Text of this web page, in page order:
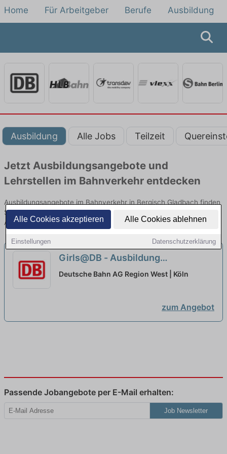
Alle Cookies akzeptieren Alle Cookies ablehnen
Einstellungen Datenschutzerklärung
Home Für Arbeitgeber Berufe Ausbildung
Ausbildung Alle Jobs Teilzeit
Jetzt Ausbildungsangebote und
Lehrstellen im Bahnverkehr entdecken
Ausbildungsangebote im Bahnverkehr in Bergisch Gladbach finden
Sie von namhaften Firmen. Entdecken Sie freie Optionen von Top-
Arbeitgebern und bewerben Sie sich noch heute.
Girls@DB - Ausbildung
Lokführer:in 2027 neu
Deutsche Bahn AG Region West | Köln
zum Angebot
Passende Jobangebote per E-Mail erhalten:
Job Newsletter